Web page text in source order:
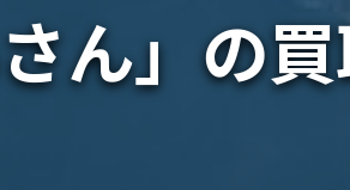
instagram
茶道具買取
業者間オークション出品代行
ん」の